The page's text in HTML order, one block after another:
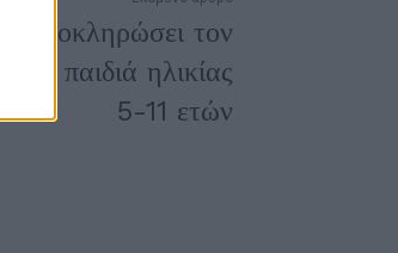
ολοκληρώσει τον
παιδιά ηλικίας
5-11 ετών